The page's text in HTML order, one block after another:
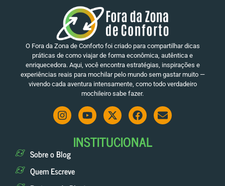
O Fora da Zona de Conforto foi criado para compartilhar dicas
práticas de como viajar de forma econômica, autêntica e
enriquecedora. Aqui, você encontra estratégias, inspirações e
experiências reais para mochilar pelo mundo sem gastar muito —
vivendo cada aventura intensamente, como todo verdadeiro
mochileiro sabe fazer.
INSTITUCIONAL
Sobre o Blog
Quem Escreve